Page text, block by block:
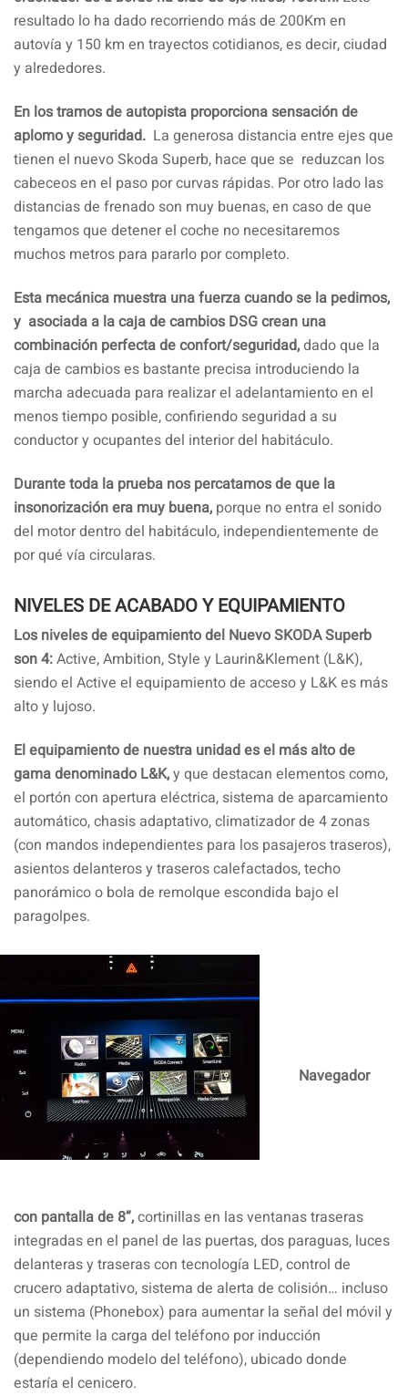
resultado lo ha dado recorriendo más de 200Km en
autovía y 150 km en trayectos cotidianos, es decir, ciudad
y alrededores.
En los tramos de autopista proporciona sensación de
aplomo y seguridad. La generosa distancia entre ejes que
tienen el nuevo Skoda Superb, hace que se reduzcan los
cabeceos en el paso por curvas rápidas. Por otro lado las
distancias de frenado son muy buenas, en caso de que
tengamos que detener el coche no necesitaremos
muchos metros para pararlo por completo.
Esta mecánica muestra una fuerza cuando se la pedimos,
y asociada a la caja de cambios DSG crean una
combinación perfecta de confort/seguridad,dado que la
caja de cambios es bastante precisa introduciendo la
marcha adecuada para realizar el adelantamiento en el
menos tiempo posible, confiriendo seguridad a su
conductor y ocupantes del interior del habitáculo.
Durante toda la prueba nos percatamos de que la
insonorización era muy buena, porque no entra el sonido
del motor dentro del habitáculo, independientemente de
por qué vía circularas.
NIVELES DE ACABADO Y EQUIPAMIENTO
Los niveles de equipamiento del Nuevo SKODA Superb
son 4:Active, Ambition, Style y Laurin&Klement (L&K),
siendo el Active el equipamiento de acceso y L&K es más
alto y lujoso.
El equipamiento de nuestra unidad es el más alto de
gama denominado L&K,y que destacan elementos como,
el portón con apertura eléctrica, sistema de aparcamiento
automático, chasis adaptativo, climatizador de 4 zonas
(con mandos independientes para los pasajeros traseros),
asientos delanteros y traseros calefactados, techo
panorámico o bola de remolque escondida bajo el
paragolpes.
Navegador
con pantalla de 8”,cortinillas en las ventanas traseras
integradas en el panel de las puertas, dos paraguas, luces
delanteras y traseras con tecnología LED, control de
crucero adaptativo, sistema de alerta de colisión… incluso
un sistema (Phonebox) para aumentar la señal del móvil y
que permite la carga del teléfono por inducción
(dependiendo modelo del teléfono), ubicado donde
estaría el cenicero.